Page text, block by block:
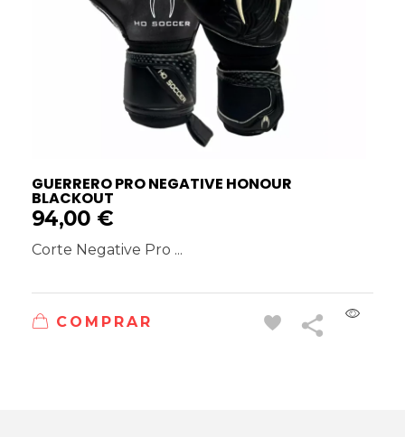
GUERRERO PRO NEGATIVE HONOUR
BLACKOUT
94,00 €
Corte Negative Pro ...
COMPRAR